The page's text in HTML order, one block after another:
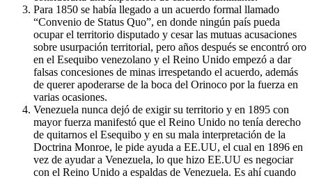
Para 1850 se había llegado a un acuerdo formal llamado
“Convenio de Status Quo”, en donde ningún país pueda
ocupar el territorio disputado y cesar las mutuas acusaciones
sobre usurpación territorial, pero años después se encontró oro
en el Esequibo venezolano y el Reino Unido empezó a dar
falsas concesiones de minas irrespetando el acuerdo, además
de querer apoderarse de la boca del Orinoco por la fuerza en
varias ocasiones.
Venezuela nunca dejó de exigir su territorio y en 1895 con
mayor fuerza manifestó que el Reino Unido no tenía derecho
de quitarnos el Esequibo y en su mala interpretación de la
Doctrina Monroe, le pide ayuda a EE.UU, el cual en 1896 en
vez de ayudar a Venezuela, lo que hizo EE.UU es negociar
con el Reino Unido a espaldas de Venezuela. Es ahí cuando